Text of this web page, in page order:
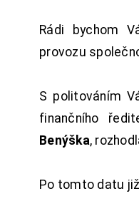
Rádi bychom
provozu
S politováním
finančního
Benýška,
Po tomto datu